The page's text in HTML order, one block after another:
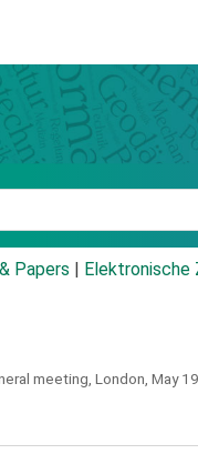
Papers
meeting, London, May